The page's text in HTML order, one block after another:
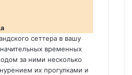
сеттера в вашу
временных
за ними несколько
их прогулками и